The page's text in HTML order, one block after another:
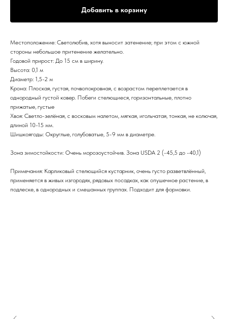
Добавить в корзину
Местоположение: Светолюбив, хотя выносит затенение; при этом с южной
стороны небольшое притенение желательно.
Годовой прирост: До 15 см в ширину.
Высота: 0,1 м
Диаметр: 1,5-2 м
Крона: Плоская, густая, почвопокровная, с возрастом переплетается в
однородный густой ковер. Побеги стелющиеся, горизонтальные, плотно
прижатые, густые
Хвоя: Светло-зелёная, с восковым налетом, мягкая, игольчатая, тонкая, не колючая,
длиной 10-15 мм.
Шишкоягоды: Округлые, голубоватые, 5-9 мм в диаметре.
Зона зимостойкости: Очень морозоустойчив. Зона USDA 2 (-45,5 до -40,1)
Примечания: Карликовый стелющийся кустарник, очень густо разветвлённый,
применяется в живых изгородях, рядовых посадках, как опушечное растение, в
подлеске, в однородных и смешанных группах. Подходит для формовки.